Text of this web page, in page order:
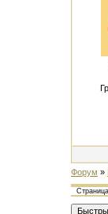
Форум »
Страница